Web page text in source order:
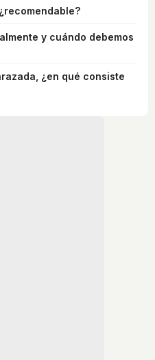
y cuándo debemos
¿en qué consiste